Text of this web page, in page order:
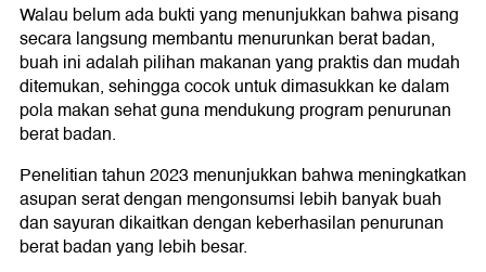
Walau belum ada bukti yang menunjukkan bahwa pisang
secara langsung membantu menurunkan berat badan,
buah ini adalah pilihan makanan yang praktis dan mudah
ditemukan, sehingga cocok untuk dimasukkan ke dalam
pola makan sehat guna mendukung program penurunan
berat badan.
Penelitian tahun 2023 menunjukkan bahwa meningkatkan
asupan serat dengan mengonsumsi lebih banyak buah
dan sayuran dikaitkan dengan keberhasilan penurunan
berat badan yang lebih besar.